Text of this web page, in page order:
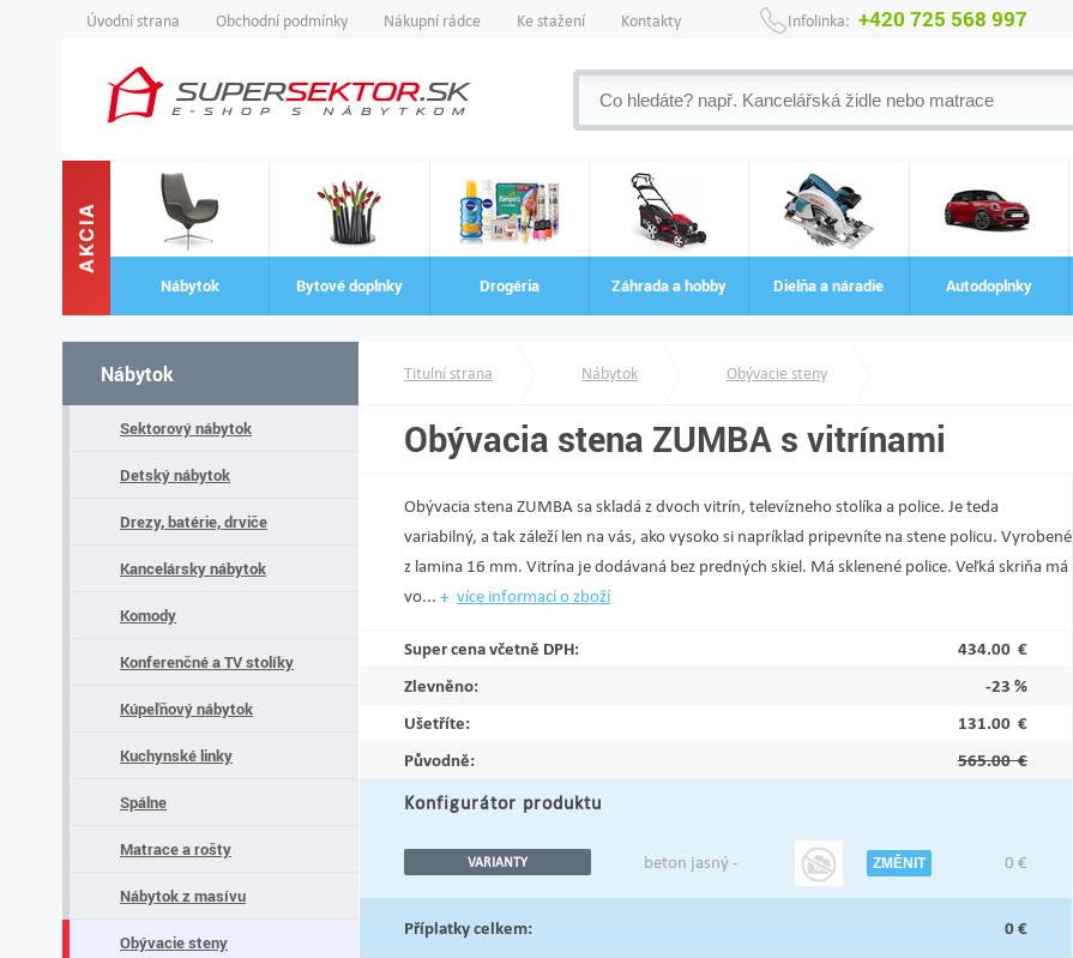
Úvodní strana Obchodní podmínky Nákupní rádce Ke stažení Kontakty Infolinka: +420 725 568 997
AKCIA
Nábytok Bytové doplnky Drogéria Záhrada a hobby Dielňa a náradie Autodoplnky
Nábytok
Sektorový nábytok
Detský nábytok
Drezy, batérie, drviče
Kancelársky nábytok
Komody
Konferenčné a TV stolíky
Kúpeľňový nábytok
Kuchynské linky
Spálne
Matrace a rošty
Nábytok z masívu
Obývacie steny
Titulní strana Nábytok Obývacie steny
Obývacia stena ZUMBA s vitrínami
Obývacia stena ZUMBA sa skladá z dvoch vitrín, televízneho stolíka a police. Je teda
variabilný, a tak záleží len na vás, ako vysoko si napríklad pripevníte na stene policu. Vyrobené
z lamina 16 mm. Vitrína je dodávaná bez predných skiel. Má sklenené police. Veľká skriňa má
vo...
více informací o zboží
Super cena včetně DPH:
434.00 €
Zlevněno:
-23 %
Ušetříte:
131.00 €
Původně:
565.00 €
Konfigurátor produktu
VARIANTY beton jasný - ZMĚNIT 0 €
Příplatky celkem: 0€